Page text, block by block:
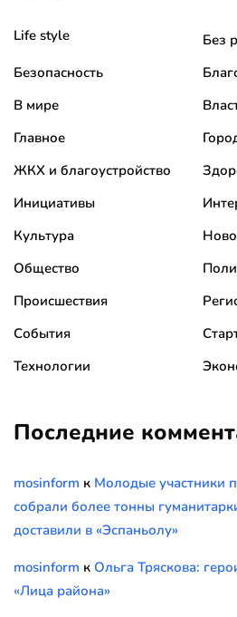
Life style
Без
Безопасность
В мире
Главное
ЖКХ и благоустройство
Инициативы
Культура
Общество
Происшествия
События
Технологии
Последние
mosinform к Молодые участники
собрали более тонны
доставили в «Эспаньолу»
mosinform к Ольга Тряскова:
«Лица района»